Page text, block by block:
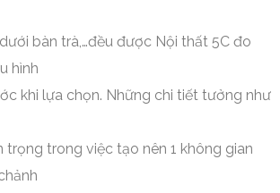
bàn trà,…đều được Nội thất 5C đo
hình
khi lựa chọn. Những chi tiết tưởng như
trọng trong việc tạo nên 1 không gian